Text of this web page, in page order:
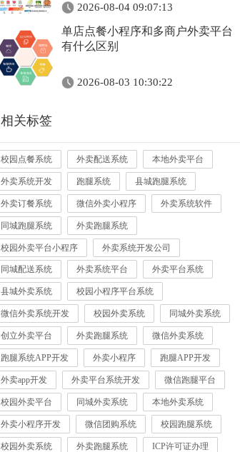
2026-08-04 09:07:13
单店点餐小程序和多商户外卖平台
有什么区别
2026-08-03 10:30:22
相关标签
校园点餐系统 外卖配送系统 本地外卖平台
外卖系统开发 跑腿系统 县城跑腿系统
外卖订餐系统 微信外卖小程序 外卖系统软件
同城跑腿系统 外卖跑腿系统
校园外卖平台小程序 外卖系统开发公司
同城配送系统 外卖系统平台 外卖平台系统
县城外卖系统 校园小程序平台系统
微信外卖系统开发 校园外卖系统 同城外卖系统
创立外卖平台 外卖跑腿系统 微信外卖系统
跑腿系统APP开发 外卖小程序 跑腿APP开发
外卖app开发 外卖平台系统开发 微信跑腿平台
校园外卖平台 同城外卖系统 本地外卖系统
外卖小程序开发 微信团购系统 校园跑腿系统
校园外卖系统 外卖跑腿系统 ICP许可证办理